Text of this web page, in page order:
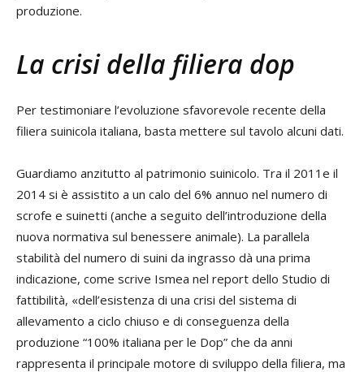
produzione.
La crisi della filiera dop
Per testimoniare l’evoluzione sfavorevole recente della
filiera suinicola italiana, basta mettere sul tavolo alcuni dati.
Guardiamo anzitutto al patrimonio suinicolo. Tra il 2011e il
2014 si è assistito a un calo del 6% annuo nel numero di
scrofe e suinetti (anche a seguito dell’introduzione della
nuova normativa sul benessere animale). La parallela
stabilità del numero di suini da ingrasso dà una prima
indicazione, come scrive Ismea nel report dello Studio di
fattibilità, «dell’esistenza di una crisi del sistema di
allevamento a ciclo chiuso e di conseguenza della
produzione “100% italiana per le Dop” che da anni
rappresenta il principale motore di sviluppo della filiera, ma